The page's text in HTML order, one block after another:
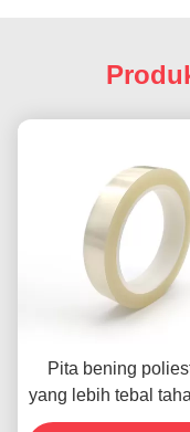
Pita bening
yang lebih tebal
6.6mil